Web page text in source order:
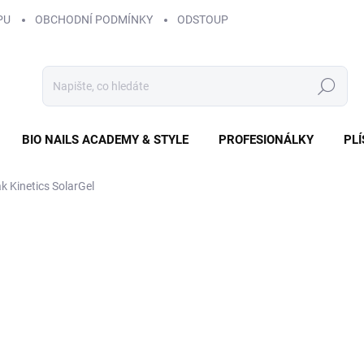
OBCHODNÍ PODMÍNKY ODSTOUPENÍ OD SMLOUVY
Hledat
BIO NAILS ACADEMY & STYLE PROFESIONÁLKY
Kinetics SolarGel